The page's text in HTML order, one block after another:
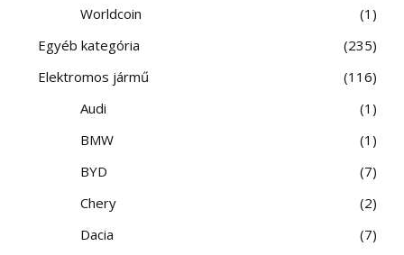
Worldcoin
1
Egyéb kategória
235
Elektromos jármű
116
Audi
1
BMW
1
BYD
7
Chery
2
Dacia
7